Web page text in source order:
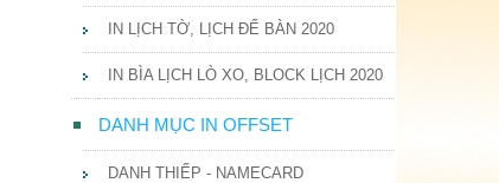
IN LỊCH TỜ, LỊCH ĐỂ BÀN 2020
IN BÌA LỊCH LÒ XO, BLOCK LỊCH 2020
DANH MỤC IN OFFSET
DANH THIẾP - NAMECARD